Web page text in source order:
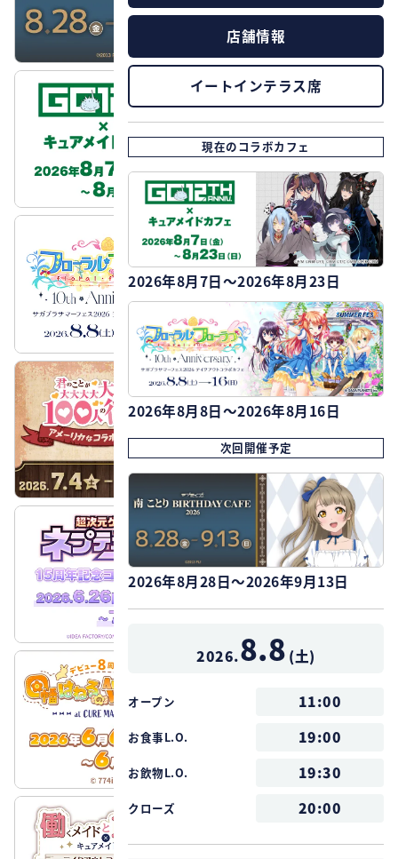
店舗情報
イートインテラス席
現在のコラボカフェ
2026年8月7日～2026年8月23日
2026年8月8日～2026年8月16日
次回開催予定
2026年8月28日～2026年9月13日
2026.8.8 (土)
オープン 11:00
お食事L.O. 19:00
お飲物L.O. 19:30
クローズ 20:00